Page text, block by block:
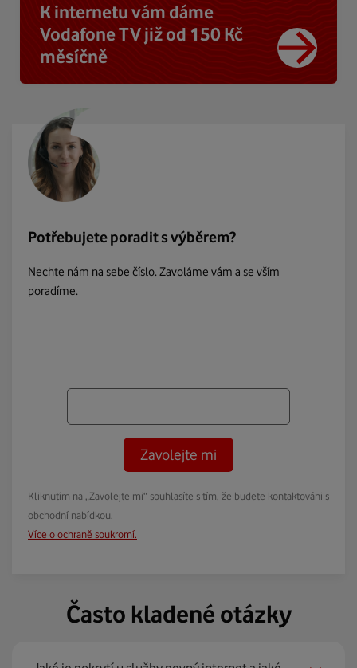
K internetu vám dáme
Vodafone TV již od 150 Kč
měsíčně
Potřebujete poradit s výběrem?
Nechte nám na sebe číslo. Zavoláme vám a se vším
poradíme.
Zavolejte mi
Kliknutím na „Zavolejte mi“ souhlasíte s tím, že budete kontaktováni s
obchodní nabídkou.
Více o ochraně soukromí.
Často kladené otázky